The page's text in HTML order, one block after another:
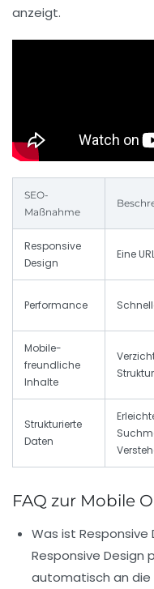
anzeigt.
SEO-
Maßnahme
Responsive
Design
Eine
Performance
Mobile-
freundliche
Inhalte
Struktur
Strukturierte
Daten
FAQ zur Mobile
Was ist
Responsive Design
automatisch an die